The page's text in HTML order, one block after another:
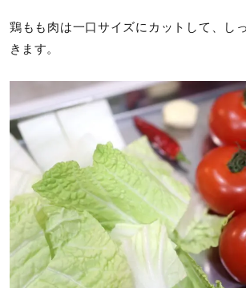
鶏もも肉は一口サイズにカットして、し
きます。